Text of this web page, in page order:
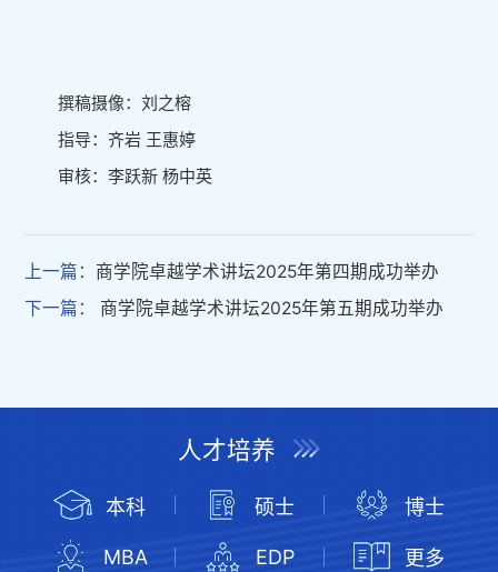
撰稿摄像：刘之榕
指导：齐岩 王惠婷
审核：李跃新 杨中英
上一篇： 商学院卓越学术讲坛2025年第四期成功举办
下一篇：
商学院卓越学术讲坛2025年第五期成功举办
人才培养
本科 硕士 博士
MBA EDP 更多